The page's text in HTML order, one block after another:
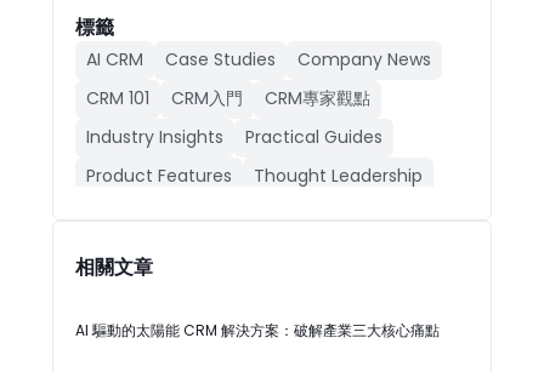
標籤
AI CRM Case Studies
Company News
CRM 101
CRM入門
CRM專家觀點
Industry Insights
Practical Guides
Product Features
Thought Leadership
行業動態
相關文章
AI 驅動的太陽能 CRM 解決方案：破解產業三大核心痛點